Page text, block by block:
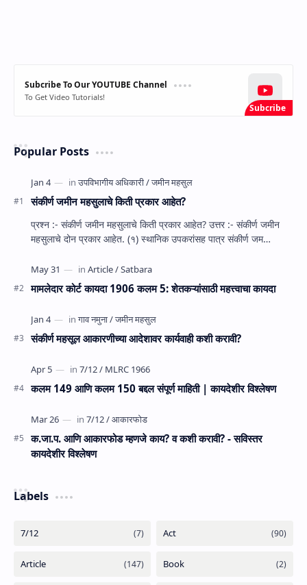
Subcribe To Our YOUTUBE Channel
To Get Video Tutorials!
Popular Posts
संकीर्ण जमीन महसुलाचे किती प्रकार आहेत?
प्रश्‍न :- संकीर्ण जमीन महसुलाचे किती प्रकार आहेत? उत्तर :- संकीर्ण जमीन
महसुलाचे दोन प्रकार आहेत. (१) स्‍थानिक उपकरांसह पात्र संकीर्ण जम…
मामलेदार कोर्ट कायदा 1906 कलम 5: शेतकऱ्यांसाठी महत्त्वाचा कायदा
संकीर्ण महसूल आकारणीच्या आदेशावर कार्यवाही कशी करावी?
कलम 149 आणि कलम 150 बद्दल संपूर्ण माहिती | कायदेशीर विश्लेषण
क.जा.प. आणि आकारफोड म्‍हणजे काय? व कशी करावी? - सविस्तर
कायदेशीर विश्लेषण
Labels